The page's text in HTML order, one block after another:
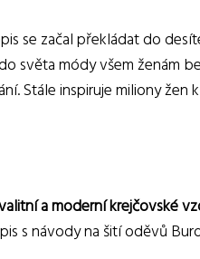
se začal překládat do
světa módy všem ženám
Stále inspiruje miliony
a moderní krejčovské
s návody na šití oděvů